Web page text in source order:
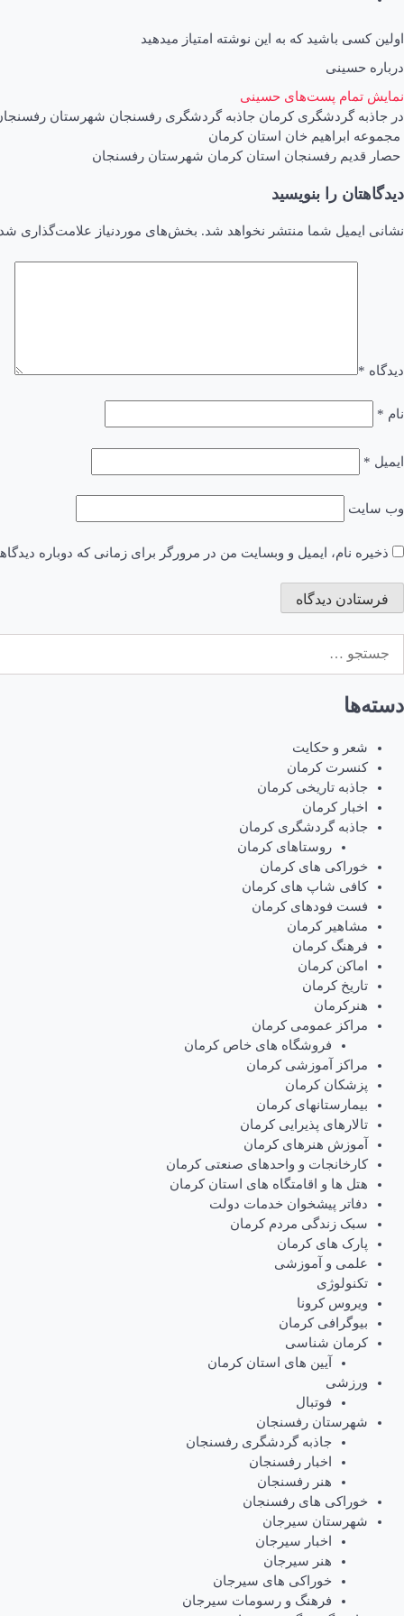
اولین کسی باشید که به این نوشته امتیاز میدهید
درباره حسینی
نمایش تمام پست‌های حسینی
در جاذبه گردشگری کرمان جاذبه گردشگری رفسنجان شهرستان
راهبری
نوشته
مجموعه ابراهیم خان استان کرمان
حصار قدیم رفسنجان استان کرمان شهرستان رفسنجان
دیدگاهتان را بنویسید
نشانی ایمیل شما منتشر نخواهد شد. بخش‌های موردنیاز علامت‌گذاری
دیدگاه *
نام *
ایمیل *
وب‌ سایت
ذخیره نام، ایمیل و وبسایت من در مرورگر برای زمانی که دوباره
برای:
دسته‌ها
شعر و حکایت
کنسرت کرمان
جاذبه تاریخی کرمان
اخبار کرمان
جاذبه گردشگری کرمان
روستاهای کرمان
خوراکی های کرمان
کافی شاپ های کرمان
فست فودهای کرمان
مشاهیر کرمان
فرهنگ کرمان
اماکن کرمان
تاریخ کرمان
هنرکرمان
مراکز عمومی کرمان
فروشگاه های خاص کرمان
مراکز آموزشی کرمان
پزشکان کرمان
بیمارستانهای کرمان
تالارهای پذیرایی کرمان
آموزش هنرهای کرمان
کارخانجات و واحدهای صنعتی کرمان
هتل ها و اقامتگاه های استان کرمان
دفاتر پیشخوان خدمات دولت
سبک زندگی مردم کرمان
پارک های کرمان
علمی و آموزشی
تکنولوژی
ویروس کرونا
بیوگرافی کرمان
کرمان شناسی
آیین های استان کرمان
ورزشی
فوتبال
شهرستان رفسنجان
جاذبه گردشگری رفسنجان
اخبار رفسنجان
هنر رفسنجان
خوراکی های رفسنجان
شهرستان سیرجان
اخبار سیرجان
هنر سیرجان
خوراکی های سیرجان
فرهنگ و رسومات سیرجان